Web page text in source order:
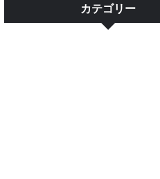
カテゴリー